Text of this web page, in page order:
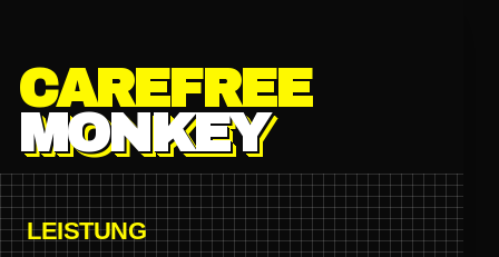
CAREFREE
MONKEY
LEISTUNG